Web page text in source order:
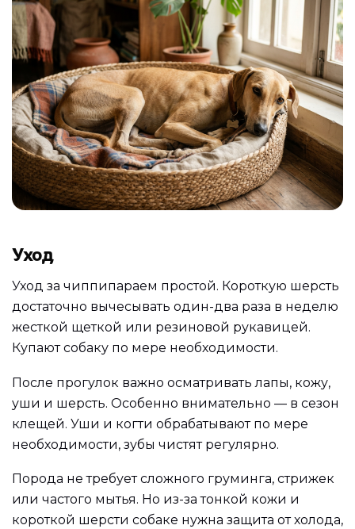
Уход
Уход за чиппипараем простой. Короткую шерсть
достаточно вычесывать один-два раза в неделю
жесткой щеткой или резиновой рукавицей.
Купают собаку по мере необходимости.
После прогулок важно осматривать лапы, кожу,
уши и шерсть. Особенно внимательно — в сезон
клещей. Уши и когти обрабатывают по мере
необходимости, зубы чистят регулярно.
Порода не требует сложного груминга, стрижек
или частого мытья. Но из-за тонкой кожи и
короткой шерсти собаке нужна защита от холода,